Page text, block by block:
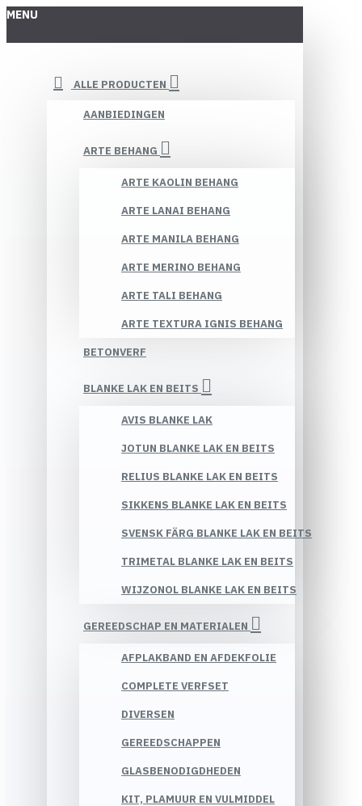
MENU
ALLE PRODUCTEN
AANBIEDINGEN
ARTE BEHANG
ARTE KAOLIN BEHANG
ARTE LANAI BEHANG
ARTE MANILA BEHANG
ARTE MERINO BEHANG
ARTE TALI BEHANG
ARTE TEXTURA IGNIS BEHANG
BETONVERF
BLANKE LAK EN BEITS
AVIS BLANKE LAK
JOTUN BLANKE LAK EN BEITS
RELIUS BLANKE LAK EN BEITS
SIKKENS BLANKE LAK EN BEITS
SVENSK FÄRG BLANKE LAK EN BEITS
TRIMETAL BLANKE LAK EN BEITS
WIJZONOL BLANKE LAK EN BEITS
GEREEDSCHAP EN MATERIALEN
AFPLAKBAND EN AFDEKFOLIE
COMPLETE VERFSET
DIVERSEN
GEREEDSCHAPPEN
GLASBENODIGDHEDEN
KIT, PLAMUUR EN VULMIDDEL